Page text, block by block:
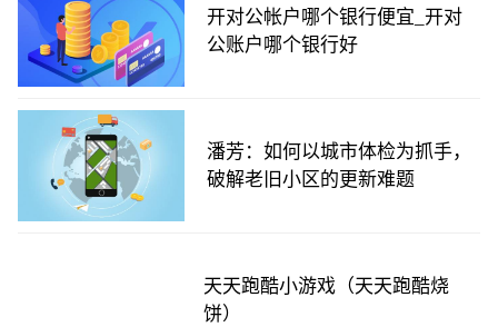
开对公帐户哪个银行便宜_开对
公账户哪个银行好
潘芳：如何以城市体检为抓手，
破解老旧小区的更新难题
天天跑酷小游戏（天天跑酷烧
饼）